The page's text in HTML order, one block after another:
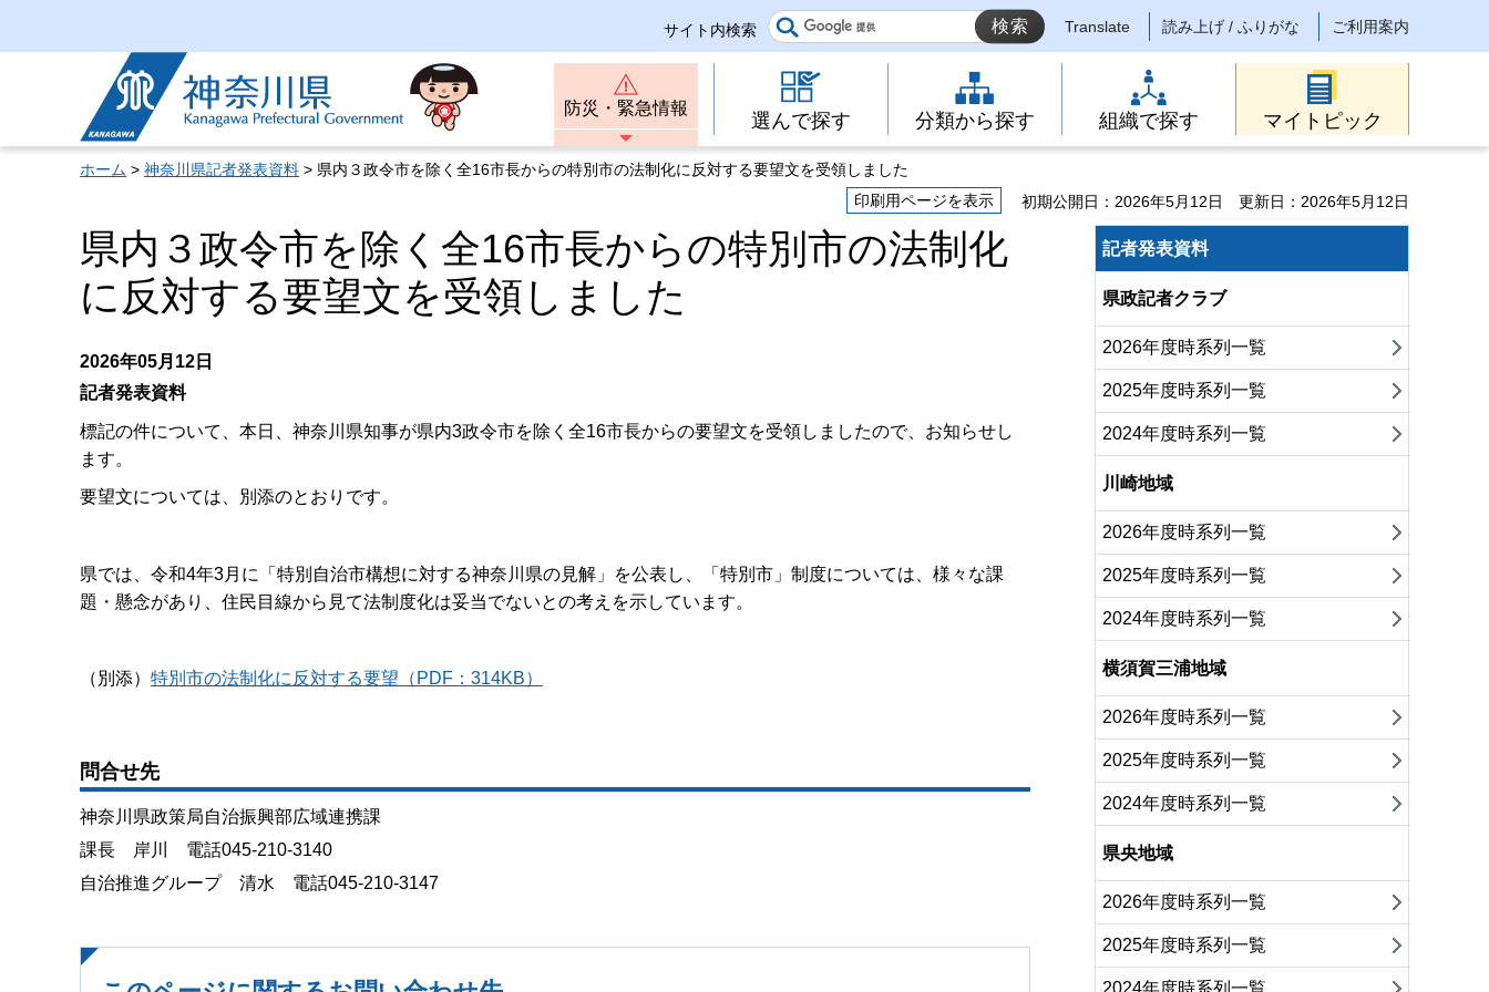
サイト内検索 Translate 読み上げ / ふりがな ご利用案内
神奈川県
防災・緊急情報
選んで探す 分類から探す 組織で探す マイトピック
ホーム > 神奈川県記者発表資料 > 県内３政令市を除く全16市長からの特別市の法制化に反対する要望文を受領しました
印刷用ページを表示
初期公開日：2026年5月12日 更新日：2026年5月12日
県内３政令市を除く全16市長からの特別市の法制化
に反対する要望文を受領しました
2026年05月12日
記者発表資料
標記の件について、本日、神奈川県知事が県内3政令市を除く全16市長からの要望文を受領しましたので、お知らせし
ます。
要望文については、別添のとおりです。
県では、令和4年3月に「特別自治市構想に対する神奈川県の見解」を公表し、「特別市」制度については、様々な課
題・懸念があり、住民目線から見て法制度化は妥当でないとの考えを示しています。
（別添） 特別市の法制化に反対する要望（PDF：314KB）
問合せ先
神奈川県政策局自治振興部広域連携課
課長 岸川 電話045-210-3140
自治推進グループ 清水 電話045-210-3147
記者発表資料
県政記者クラブ
2026年度時系列一覧
2025年度時系列一覧
2024年度時系列一覧
川崎地域
2026年度時系列一覧
2025年度時系列一覧
2024年度時系列一覧
横須賀三浦地域
2026年度時系列一覧
2025年度時系列一覧
2024年度時系列一覧
県央地域
2026年度時系列一覧
2025年度時系列一覧
2024年度時系列一覧